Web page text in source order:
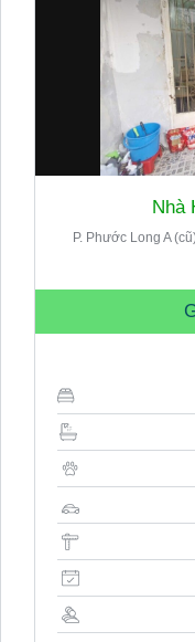
Nhà
P. Phước Long A